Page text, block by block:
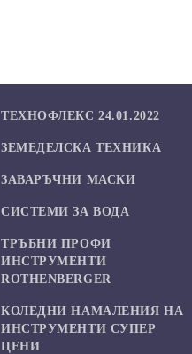
ТЕХНОФЛЕКС 24.01.2022
ЗЕМЕДЕЛСКА ТЕХНИКА
ЗАВАРЪЧНИ МАСКИ
СИСТЕМИ ЗА ВОДА
ТРЪБНИ ПРОФИ
ИНСТРУМЕНТИ
ROTHENBERGER
КОЛЕДНИ НАМАЛЕНИЯ НА
ИНСТРУМЕНТИ СУПЕР
ЦЕНИ